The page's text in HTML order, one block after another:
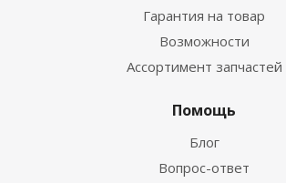
Гарантия на товар
Возможности
Ассортимент запчастей
Помощь
Блог
Вопрос-ответ